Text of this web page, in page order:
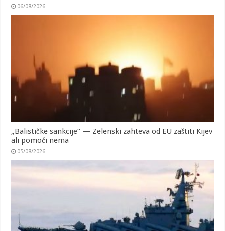
06/08/2026
„Balističke sankcije“ — Zelenski zahteva od EU zaštiti Kijev
ali pomoći nema
05/08/2026